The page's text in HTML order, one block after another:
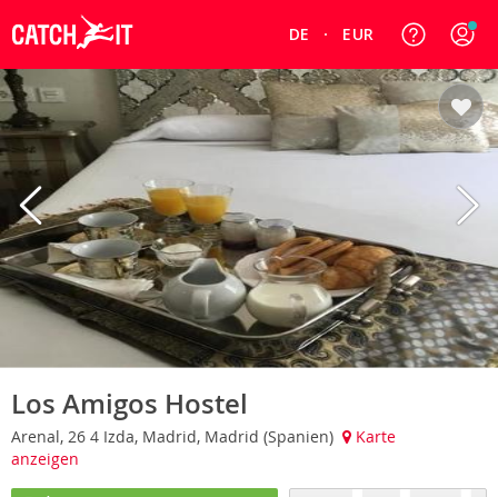
DE EUR
Los Amigos Hostel
Arenal, 26 4 Izda, Madrid, Madrid (Spanien)
Karte
anzeigen